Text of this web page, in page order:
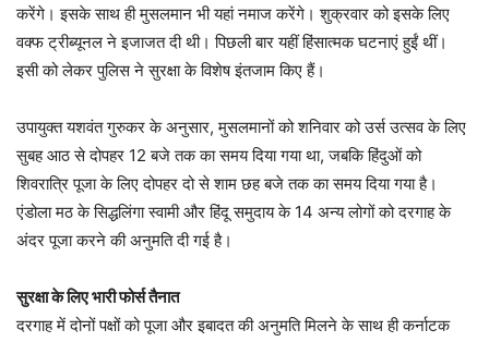
करेंगे। इसके साथ ही मुसलमान भी यहां नमाज करेंगे। शुक्रवार को इसके लिए
वक्फ ट्रीब्यूनल ने इजाजत दी थी। पिछली बार यहीं हिंसात्मक घटनाएं हुईं थीं।
इसी को लेकर पुलिस ने सुरक्षा के विशेष इंतजाम किए हैं।
उपायुक्त यशवंत गुरुकर के अनुसार, मुसलमानों को शनिवार को उर्स उत्सव के लिए
सुबह आठ से दोपहर 12 बजे तक का समय दिया गया था, जबकि हिंदुओं को
शिवरात्रि पूजा के लिए दोपहर दो से शाम छह बजे तक का समय दिया गया है।
एंडोला मठ के सिद्धलिंगा स्वामी और हिंदू समुदाय के 14 अन्य लोगों को दरगाह के
अंदर पूजा करने की अनुमति दी गई है।
सुरक्षा के लिए भारी फोर्स तैनात
दरगाह में दोनों पक्षों को पूजा और इबादत की अनुमति मिलने के साथ ही कर्नाटक